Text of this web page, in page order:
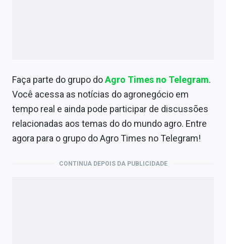
Faça parte do grupo doAgro Times no Telegram.
Você acessa as notícias do agronegócio em
tempo real e ainda pode participar de discussões
relacionadas aos temas do do mundo agro. Entre
agora para o grupo do Agro Times no Telegram!
CONTINUA DEPOIS DA PUBLICIDADE